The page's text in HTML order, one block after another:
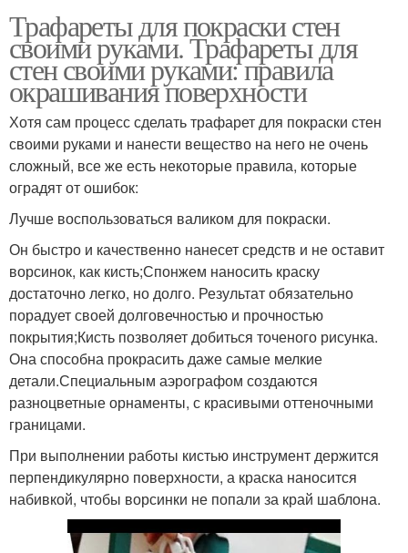
Трафареты для покраски стен
своими руками. Трафареты для
стен своими руками: правила
окрашивания поверхности
Хотя сам процесс сделать трафарет для покраски стен
своими руками и нанести вещество на него не очень
сложный, все же есть некоторые правила, которые
оградят от ошибок:
Лучше воспользоваться валиком для покраски.
Он быстро и качественно нанесет средств и не оставит
ворсинок, как кисть;Спонжем наносить краску
достаточно легко, но долго. Результат обязательно
порадует своей долговечностью и прочностью
покрытия;Кисть позволяет добиться точеного рисунка.
Она способна прокрасить даже самые мелкие
детали.Специальным аэрографом создаются
разноцветные орнаменты, с красивыми оттеночными
границами.
При выполнении работы кистью инструмент держится
перпендикулярно поверхности, а краска наносится
набивкой, чтобы ворсинки не попали за край шаблона.